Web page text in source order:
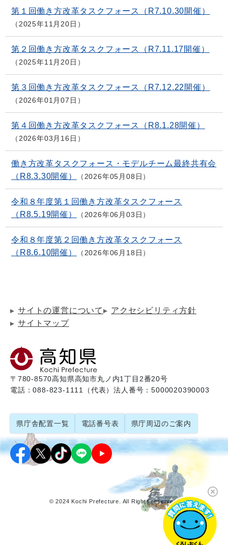
第１回働き方改革タスクフォース（R7.10.30開催）
2025年11月20日
第２回働き方改革タスクフォース（R7.11.17開催）
2025年11月20日
第３回働き方改革タスクフォース（R7.12.22開催）
2026年01月07日
第４回働き方改革タスクフォース（R8.1.28開催）
2026年03月16日
働き方改革タスクフォース・モデルチーム最終共有会
（R8.3.30開催）
2026年05月08日
令和８年度第１回働き方改革タスクフォース
（R8.5.19開催）
2026年06月03日
令和８年度第２回働き方改革タスクフォース
（R8.6.10開催）
2026年06月18日
サイトの運営について
アクセシビリティ方針
サイトマップ
〒780-8570高知県高知市丸ノ内1丁目2番20号
電話：088-823-1111（代表）法人番号：5000020390003
県庁舎配置一覧 電話番号表 県庁周辺のご案内
© 2024 Kochi Prefecture. All Rights reserved.